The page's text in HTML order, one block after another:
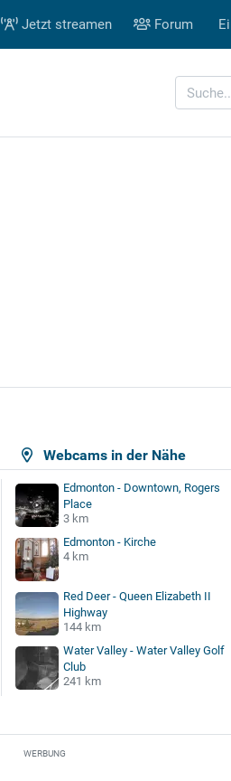
Jetzt streamen Forum
Webcams in der Nähe
Edmonton - Downtown, Rogers
Place
3 km
Edmonton - Kirche
4 km
Red Deer - Queen Elizabeth II
Highway
144 km
Water Valley - Water Valley Golf
Club
241 km
WERBUNG